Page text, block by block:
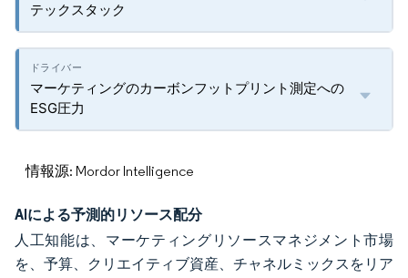
テックスタック
マーケティングのカーボンフットプリント測定への
ESG圧力
情報源: Mordor Intelligence
AIによる予測的リソース配分
人工知能は、マーケティングリソースマネジメント市場
を、予算、クリエイティブ資産、チャネルミックスをリア